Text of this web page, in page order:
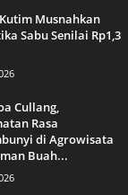
Musnahkan
Sabu Senilai Rp1,3
Cullang,
Rasa
di Agrowisata
Buah...